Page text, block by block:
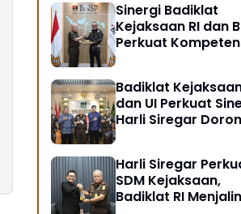
Sinergi Badiklat
Kejaksaan RI dan
Perkuat
Badiklat
dan UI Perkuat
Harli Siregar
Harli Siregar
SDM Kejaksaan,
Badiklat RI Menjalin